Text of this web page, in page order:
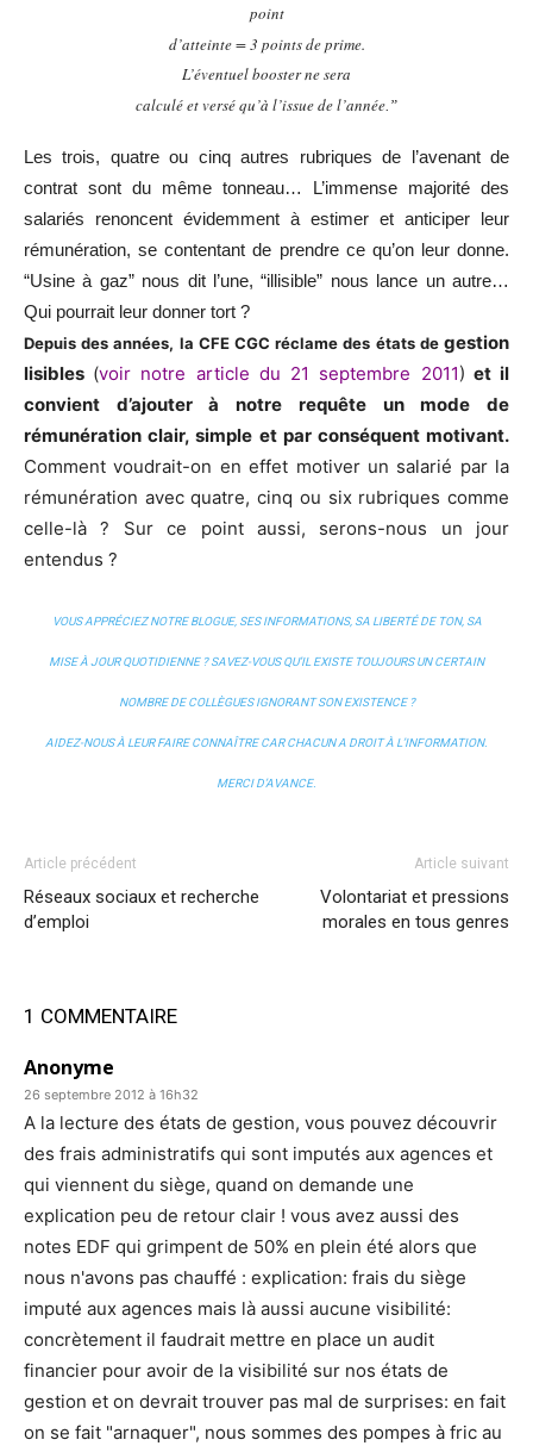
point
d’atteinte = 3 points de prime.
L’éventuel booster ne sera
calculé et versé qu’à l’issue de l’année.”
Les trois, quatre ou cinq autres rubriques de l’avenant de
contrat sont du même tonneau… L’immense majorité des
salariés renoncent évidemment à estimer et anticiper leur
rémunération, se contentant de prendre ce qu’on leur donne.
“Usine à gaz” nous dit l’une, “illisible” nous lance un autre…
Qui pourrait leur donner tort ?
Depuis des années, la CFE CGC réclame des états degestion
lisibles (voir notre article du 21 septembre 2011) et il
convient d’ajouter à notre requête un mode de
rémunération clair, simple et par conséquent motivant.
Comment voudrait-on en effet motiver un salarié par la
rémunération avec quatre, cinq ou six rubriques comme
celle-là ? Sur ce point aussi, serons-nous un jour
entendus ?
VOUS APPRÉCIEZ NOTRE BLOGUE, SES INFORMATIONS, SA LIBERTÉ DE TON, SA
MISE À JOUR QUOTIDIENNE ? SAVEZ-VOUS QU’IL EXISTE TOUJOURS UN CERTAIN
NOMBRE DE COLLÈGUES IGNORANT SON EXISTENCE ?
AIDEZ-NOUS À LEUR FAIRE CONNAÎTRE CAR CHACUN A DROIT À L’INFORMATION.
MERCI D’AVANCE.
Article précédent
Réseaux sociaux et recherche
d’emploi
Article suivant
Volontariat et pressions
morales en tous genres
1 COMMENTAIRE
Anonyme
26 septembre 2012 à 16h32
A la lecture des états de gestion, vous pouvez découvrir
des frais administratifs qui sont imputés aux agences et
qui viennent du siège, quand on demande une
explication peu de retour clair ! vous avez aussi des
notes EDF qui grimpent de 50% en plein été alors que
nous n'avons pas chauffé : explication: frais du siège
imputé aux agences mais là aussi aucune visibilité:
concrètement il faudrait mettre en place un audit
financier pour avoir de la visibilité sur nos états de
gestion et on devrait trouver pas mal de surprises: en fait
on se fait "arnaquer", nous sommes des pompes à fric au